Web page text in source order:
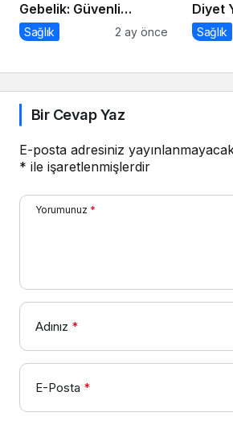
Gebelik: Güvenli
Yolculuk İçin 7 Altın
Sağlık 2 ay önce
Diyet
Kilo
Sağlık
Bir Cevap Yaz
E-posta adresiniz
* ile işaretlenmişlerdir
Yorumunuz *
Adınız *
E-Posta *